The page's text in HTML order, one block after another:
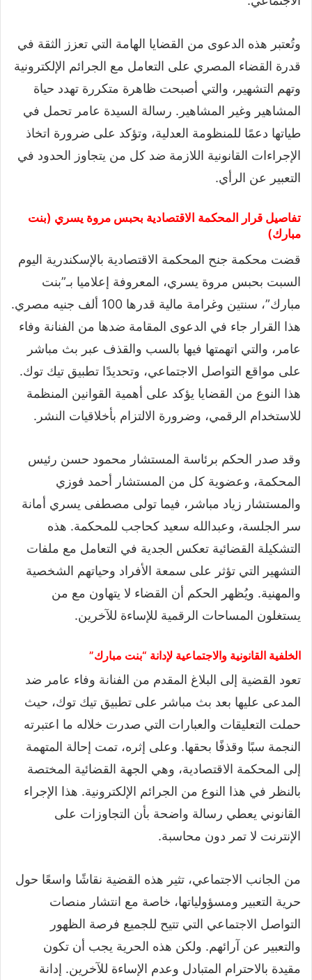
وتُعتبر هذه الدعوى من القضايا الهامة التي تعزز الثقة في
قدرة القضاء المصري على التعامل مع الجرائم الإلكترونية
وتهم التشهير، والتي أصبحت ظاهرة متكررة تهدد حياة
المشاهير وغير المشاهير. رسالة السيدة عامر تحمل في
طياتها دعمًا للمنظومة العدلية، وتؤكد على ضرورة اتخاذ
الإجراءات القانونية اللازمة ضد كل من يتجاوز الحدود في
التعبير عن الرأي.
تفاصيل قرار المحكمة الاقتصادية بحبس مروة يسري (بنت
مبارك)
قضت محكمة جنح المحكمة الاقتصادية بالإسكندرية اليوم
السبت بحبس مروة يسري، المعروفة إعلاميا بـ”بنت
مبارك”، سنتين وغرامة مالية قدرها 100 ألف جنيه مصري.
هذا القرار جاء في الدعوى المقامة ضدها من الفنانة وفاء
عامر، والتي اتهمتها فيها بالسب والقذف عبر بث مباشر
على مواقع التواصل الاجتماعي، وتحديدًا تطبيق تيك توك.
هذا النوع من القضايا يؤكد على أهمية القوانين المنظمة
للاستخدام الرقمي، وضرورة الالتزام بأخلاقيات النشر.
وقد صدر الحكم برئاسة المستشار محمود حسن رئيس
المحكمة، وعضوية كل من المستشار أحمد فوزي
والمستشار زياد مباشر، فيما تولى مصطفى يسري أمانة
سر الجلسة، وعبدالله سعيد كحاجب للمحكمة. هذه
التشكيلة القضائية تعكس الجدية في التعامل مع ملفات
التشهير التي تؤثر على سمعة الأفراد وحياتهم الشخصية
والمهنية. ويُظهر الحكم أن القضاء لا يتهاون مع من
يستغلون المساحات الرقمية للإساءة للآخرين.
الخلفية القانونية والاجتماعية لإدانة “بنت مبارك”
تعود القضية إلى البلاغ المقدم من الفنانة وفاء عامر ضد
المدعى عليها بعد بث مباشر على تطبيق تيك توك، حيث
حملت التعليقات والعبارات التي صدرت خلاله ما اعتبرته
النجمة سبًا وقذفًا بحقها. وعلى إثره، تمت إحالة المتهمة
إلى المحكمة الاقتصادية، وهي الجهة القضائية المختصة
بالنظر في هذا النوع من الجرائم الإلكترونية. هذا الإجراء
القانوني يعطي رسالة واضحة بأن التجاوزات على
الإنترنت لا تمر دون محاسبة.
من الجانب الاجتماعي، تثير هذه القضية نقاشًا واسعًا حول
حرية التعبير ومسؤولياتها، خاصة مع انتشار منصات
التواصل الاجتماعي التي تتيح للجميع فرصة الظهور
والتعبير عن آرائهم. ولكن هذه الحرية يجب أن تكون
مقيدة بالاحترام المتبادل وعدم الإساءة للآخرين. إدانة